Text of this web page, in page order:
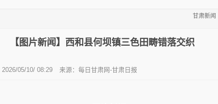
甘肃新闻
【图片新闻】西和县何坝镇三色田畴错落交织
2026/05/10/ 08:29 来源：每日甘肃网-甘肃日报